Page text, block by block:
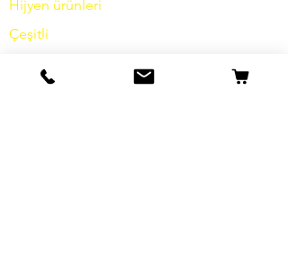
Hijyen ürünleri
Çeşitli
bilgi